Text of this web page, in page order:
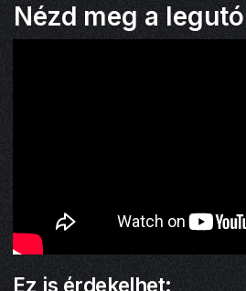
Nézd meg a
Ez is érdekelhet: